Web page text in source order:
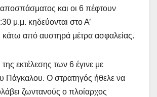
αποσπάσματος και οι 6 πέφτουν
μ.μ. κηδεύονται στο Α’
κάτω από αυστηρά μέτρα ασφαλείας.
εκτέλεσης των 6 έγινε με
Πάγκαλου. Ο στρατηγός ήθελε να
ζωντανούς ο πλοίαρχος